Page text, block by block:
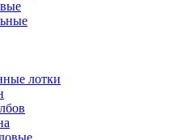
лотки